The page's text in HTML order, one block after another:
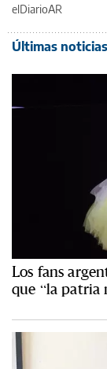
elDiarioAR
Últimas noticias
Los fans
que “la patria